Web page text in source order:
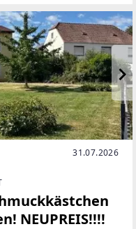
31.07.2026
NEUPREIS!!!!